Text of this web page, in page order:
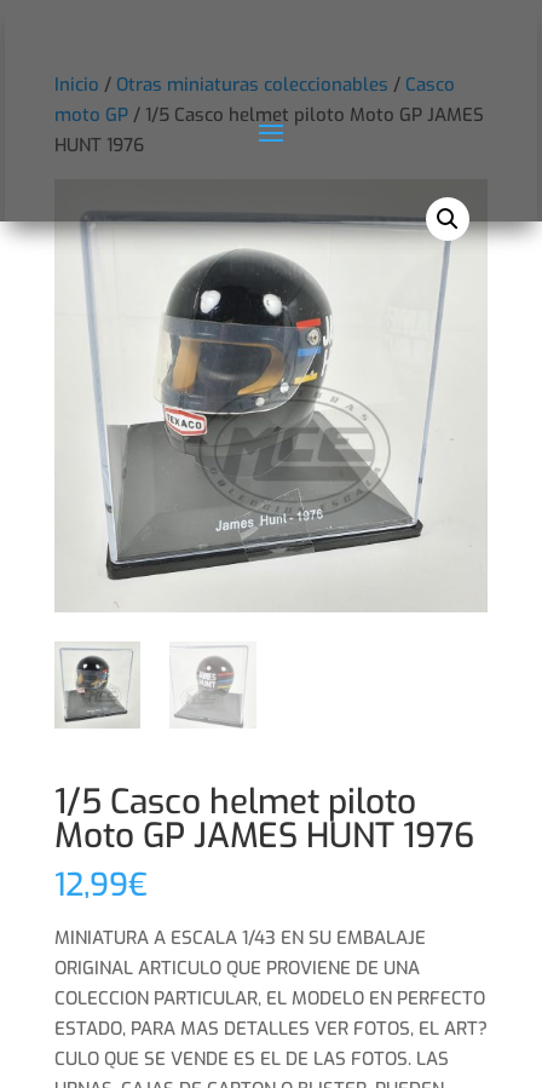
Inicio / Otras miniaturas coleccionables / Casco
moto GP/ 1/5 Casco helmet piloto Moto GP JAMES
HUNT 1976
1/5 Casco helmet piloto
Moto GP JAMES HUNT 1976
12,99€
MINIATURA A ESCALA 1/43 EN SU EMBALAJE
ORIGINAL ARTICULO QUE PROVIENE DE UNA
COLECCION PARTICULAR, EL MODELO EN PERFECTO
ESTADO, PARA MAS DETALLES VER FOTOS, EL ART?
CULO QUE SE VENDE ES EL DE LAS FOTOS. LAS